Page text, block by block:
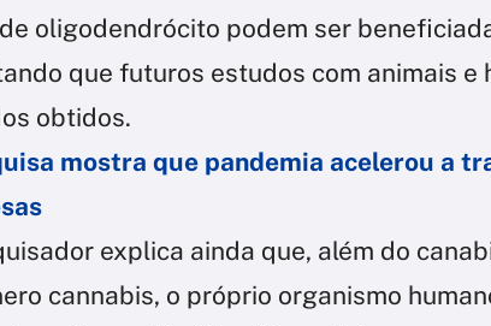
oligodendrócito podem ser
que futuros estudos com animais e
obtidos.
mostra que pandemia acelerou a
explica ainda que, além do
cannabis, o próprio organismo